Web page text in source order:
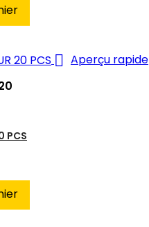
 Aperçu rapide
PCS